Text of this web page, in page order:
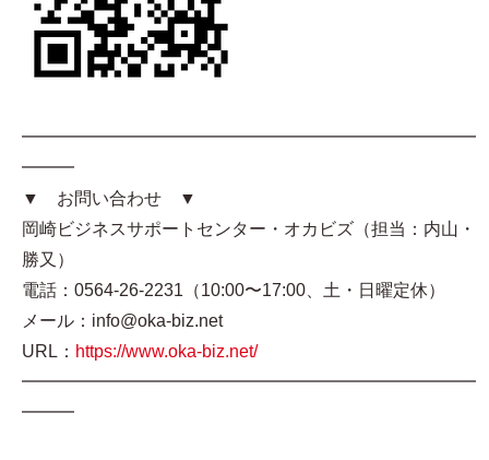
━━━━━━━━━━━━━━━━━━━━━━━━━━
━━━
▼ お問い合わせ ▼
岡崎ビジネスサポートセンター・オカビズ（担当：内山・
勝又）
電話：0564-26-2231（10:00〜17:00、土・日曜定休）
メール：info@oka-biz.net
URL： https://www.oka-biz.net/
━━━━━━━━━━━━━━━━━━━━━━━━━━
━━━